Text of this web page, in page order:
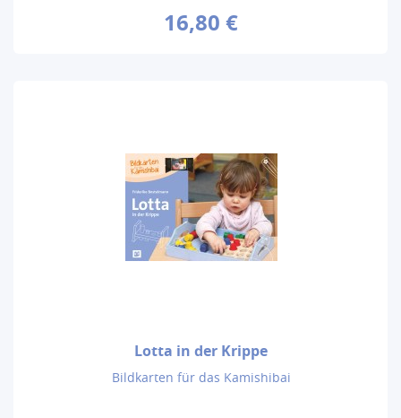
16,80 €
Lotta in der Krippe
Bildkarten für das Kamishibai